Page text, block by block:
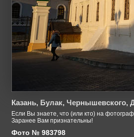
Казань, Булак, Чернышевского,
Если Вы знаете, что (или кто) на
Заранее Вам признательны!
Фото № 983798